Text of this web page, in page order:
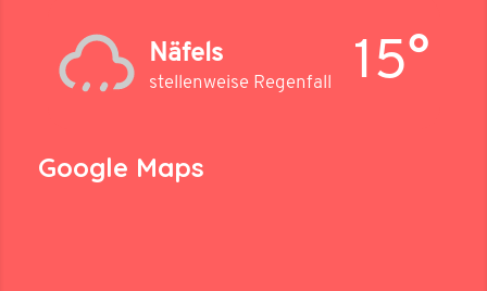
Näfels
stellenweise Regenfall 15°
Google Maps